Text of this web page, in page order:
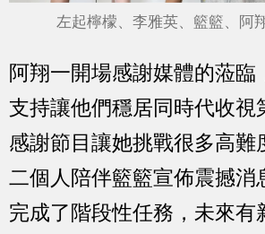
左起檸檬、李雅英、籃籃、阿
阿翔一開場感謝媒體的蒞臨
支持讓他們穩居同時代收視
感謝節目讓她挑戰很多高難
二個人陪伴籃籃宣佈震撼消
完成了階段性任務，未來有